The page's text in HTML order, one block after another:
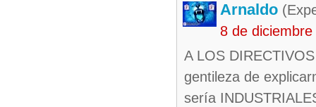
Arnaldo
8 de
A LOS
gentileza de
sería